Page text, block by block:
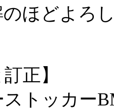
ほどよろ
正】
ストッカー